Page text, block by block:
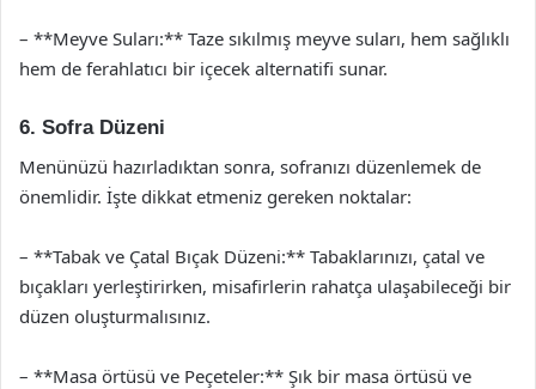
– **Meyve Suları:** Taze sıkılmış meyve suları, hem sağlıklı
hem de ferahlatıcı bir içecek alternatifi sunar.
6. Sofra Düzeni
Menünüzü hazırladıktan sonra, sofranızı düzenlemek de
önemlidir. İşte dikkat etmeniz gereken noktalar:
– **Tabak ve Çatal Bıçak Düzeni:** Tabaklarınızı, çatal ve
bıçakları yerleştirirken, misafirlerin rahatça ulaşabileceği bir
düzen oluşturmalısınız.
– **Masa örtüsü ve Peçeteler:** Şık bir masa örtüsü ve